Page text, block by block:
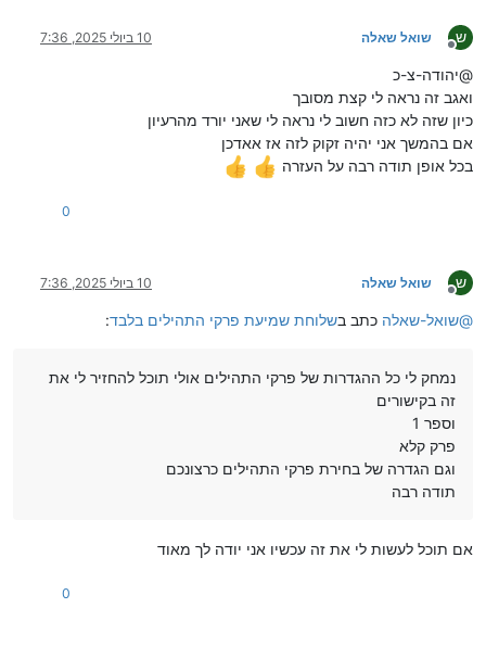
ש
מנותק
שואל שאלה 10 ביולי 2025, 7:36
@יהודה-צ-כ
ואגב זה נראה לי קצת מסובך
כיון שזה לא כזה חשוב לי נראה לי שאני יורד מהרעיון
אם בהמשך אני יהיה זקוק לזה אז אאדכן
בכל אופן תודה רבה על העזרה
0
ש
מנותק
שואל שאלה 10 ביולי 2025, 7:36
@שואל-שאלה כתב בשלוחת שמיעת פרקי התהילים בלבד:
נמחק לי כל ההגדרות של פרקי התהילים אולי תוכל להחזיר לי את
זה בקישורים
וספר 1
פרק קלא
וגם הגדרה של בחירת פרקי התהילים כרצונכם
תודה רבה
אם תוכל לעשות לי את זה עכשיו אני יודה לך מאוד
0